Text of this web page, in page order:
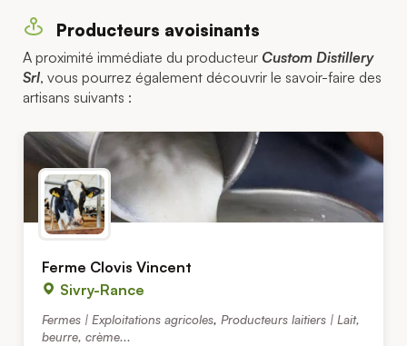
Producteurs avoisinants
A proximité immédiate du producteur Custom Distillery
Srl, vous pourrez également découvrir le savoir-faire des
artisans suivants :
Ferme Clovis Vincent
Sivry-Rance
Fermes | Exploitations agricoles, Producteurs laitiers | Lait,
beurre, crème...